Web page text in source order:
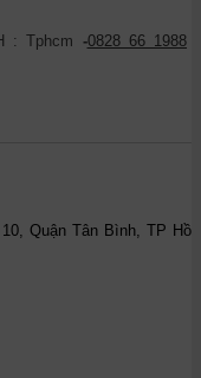
: Tphcm -0828 66 1988
Quận Tân Bình, TP Hồ